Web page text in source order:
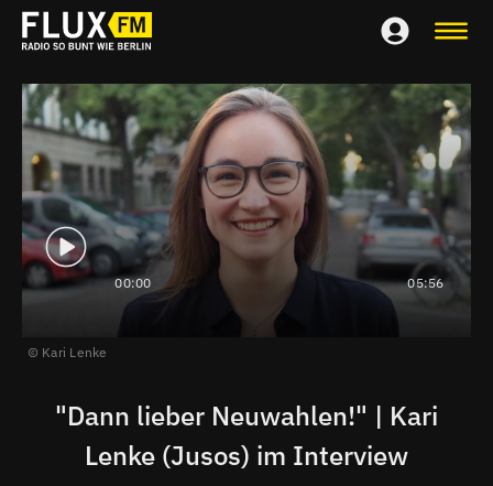
00:00 05:56
Kari Lenke
"Dann lieber Neuwahlen!" | Kari
Lenke (Jusos) im Interview